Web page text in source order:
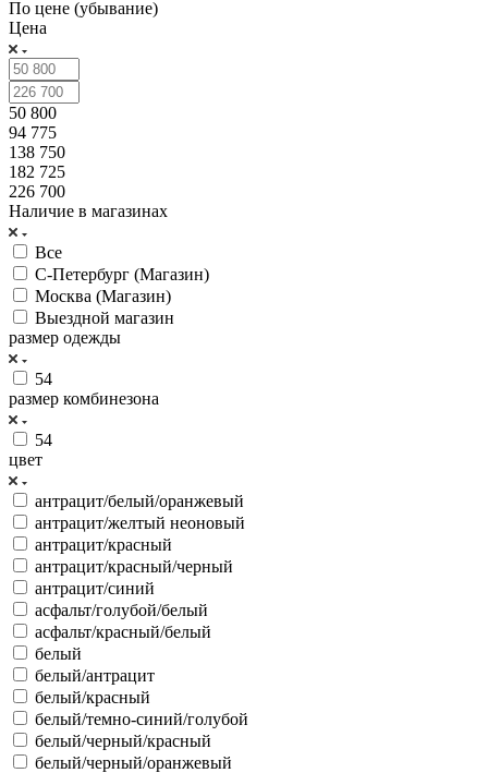
По цене (убывание)
Цена
50 800
94 775
138 750
182 725
226 700
Наличие в магазинах
Все
С-Петербург (Магазин)
Москва (Магазин)
Выездной магазин
размер одежды
54
размер комбинезона
54
цвет
антрацит/белый/оранжевый
антрацит/желтый неоновый
антрацит/красный
антрацит/красный/черный
антрацит/синий
асфальт/голубой/белый
асфальт/красный/белый
белый
белый/антрацит
белый/красный
белый/темно-синий/голубой
белый/черный/красный
белый/черный/оранжевый